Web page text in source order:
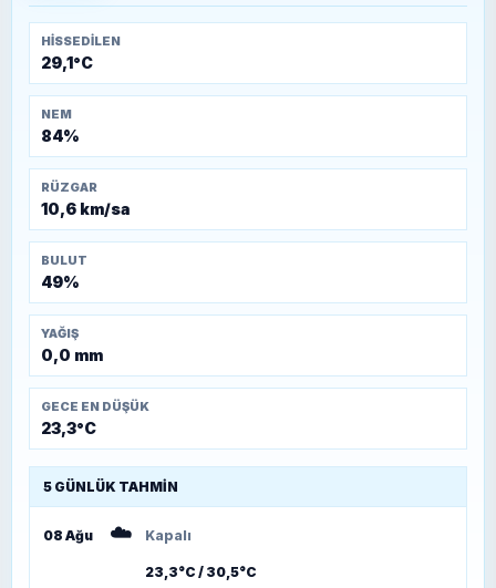
HISSEDILEN
29,1°C
NEM
84%
RÜZGAR
10,6 km/sa
BULUT
49%
YAĞIŞ
0,0 mm
GECE EN DÜŞÜK
23,3°C
5 GÜNLÜK TAHMIN
08 Ağu ☁️ Kapalı
23,3°C / 30,5°C